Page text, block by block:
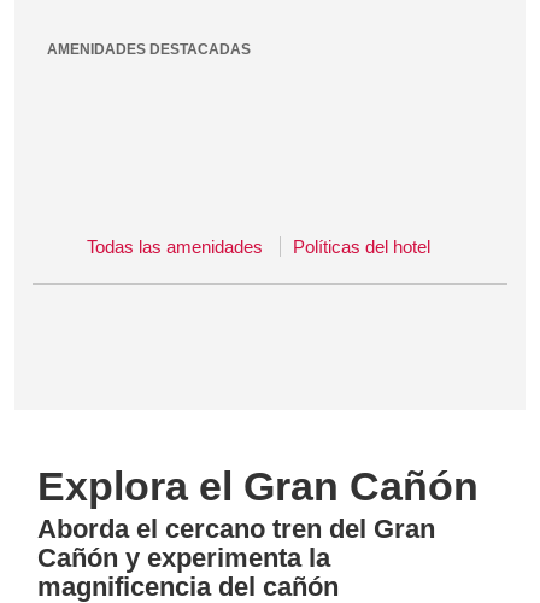
AMENIDADES DESTACADAS
Todas las amenidades Políticas del hotel
Explora el Gran Cañón
Aborda el cercano tren del Gran
Cañón y experimenta la
magnificencia del cañón